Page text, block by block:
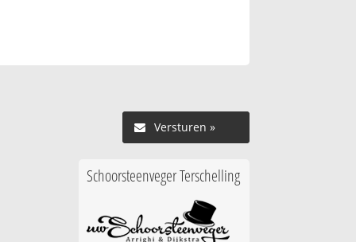
Versturen »
Schoorsteenveger Terschelling